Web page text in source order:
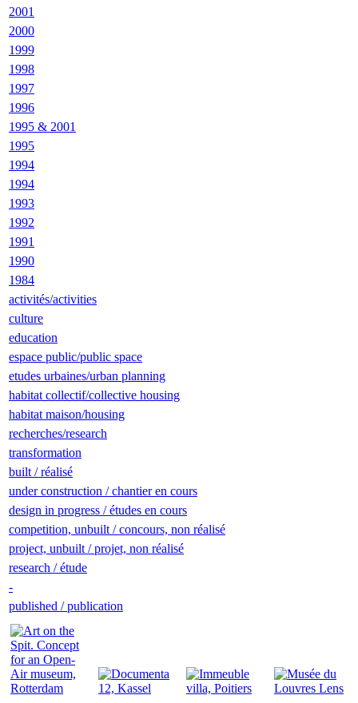
2001
2000
1999
1998
1997
1996
1995 & 2001
1995
1994
1994
1993
1992
1991
1990
1984
activités/activities
culture
education
espace public/public space
etudes urbaines/urban planning
habitat collectif/collective housing
habitat maison/housing
recherches/research
transformation
built / réalisé
under construction / chantier en cours
design in progress / études en cours
competition, unbuilt / concours, non réalisé
project, unbuilt / projet, non réalisé
research / étude
-
published / publication